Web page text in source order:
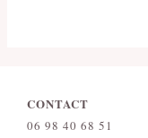
CONTACT
06 98 40 68 51